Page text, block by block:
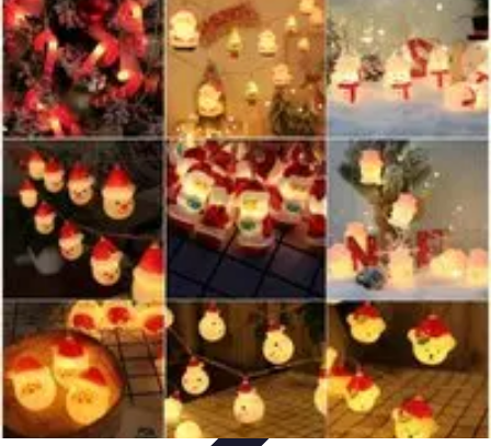
Viajar por España
Consejos de ViajeCultura y Tradiciones Destinos
OcultosPlanificación de Viajes Transporte
Viajar por España